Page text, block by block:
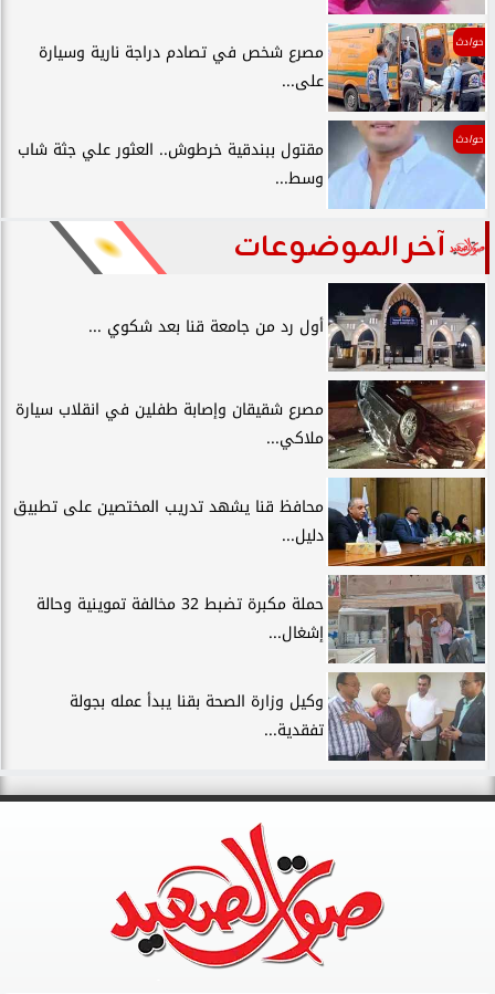
حوادث
مصرع شخص في تصادم دراجة نارية وسيارة
على...
حوادث
مقتول ببندقية خرطوش.. العثور علي جثة شاب
وسط...
آخر الموضوعات
أول رد من جامعة قنا بعد شكوي ...
مصرع شقيقان وإصابة طفلين في انقلاب سيارة
ملاكي...
محافظ قنا يشهد تدريب المختصين على تطبيق
دليل...
حملة مكبرة تضبط 32 مخالفة تموينية وحالة
إشغال...
وكيل وزارة الصحة بقنا يبدأ عمله بجولة
تفقدية...